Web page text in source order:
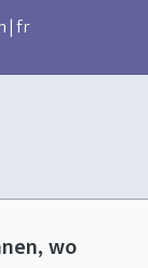
|fr
wo